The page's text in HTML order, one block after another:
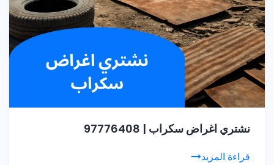
نشتري اغراض سكراب | 97776408
قراءة المزيد